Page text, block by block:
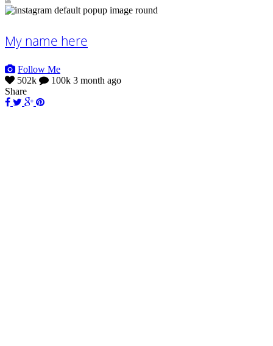
My name here
Follow Me
502k
100k 3 month ago
Share